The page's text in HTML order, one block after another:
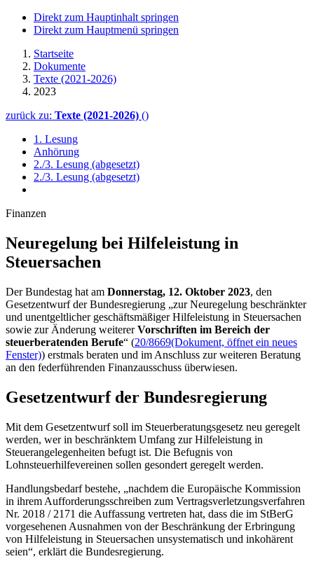
Direkt zum Hauptinhalt springen
Direkt zum Hauptmenü springen
Startseite
Dokumente
Texte (2021-2026)
2023
zurück zu: Texte (2021-2026) ()
1. Lesung
Anhörung
2./3. Lesung (abgesetzt)
2./3. Lesung (abgesetzt)
Finanzen
Neuregelung bei Hilfeleistung in
Steuersachen
Der Bundestag hat am Donnerstag, 12. Oktober 2023, den
Gesetzentwurf der Bundesregierung „zur Neuregelung beschränkter
und unentgeltlicher geschäftsmäßiger Hilfeleistung in Steuersachen
sowie zur Änderung weitererVorschriften im Bereich der
steuerberatenden Berufe“ (20/8669(Dokument, öffnet ein neues
Fenster)) erstmals beraten und im Anschluss zur weiteren Beratung
an den federführenden Finanzausschuss überwiesen.
Gesetzentwurf der Bundesregierung
Mit dem Gesetzentwurf soll im Steuerberatungsgesetz neu geregelt
werden, wer in beschränktem Umfang zur Hilfeleistung in
Steuerangelegenheiten befugt ist. Die Befugnis von
Lohnsteuerhilfevereinen sollen gesondert geregelt werden.
Handlungsbedarf bestehe, „nachdem die Europäische Kommission
in ihrem Aufforderungsschreiben zum Vertragsverletzungsverfahren
Nr. 2018 / 2171 die Auffassung vertreten hat, dass die im StBerG
vorgesehenen Ausnahmen von der Beschränkung der Erbringung
von Hilfeleistung in Steuersachen unsystematisch und inkohärent
seien“, erklärt die Bundesregierung.